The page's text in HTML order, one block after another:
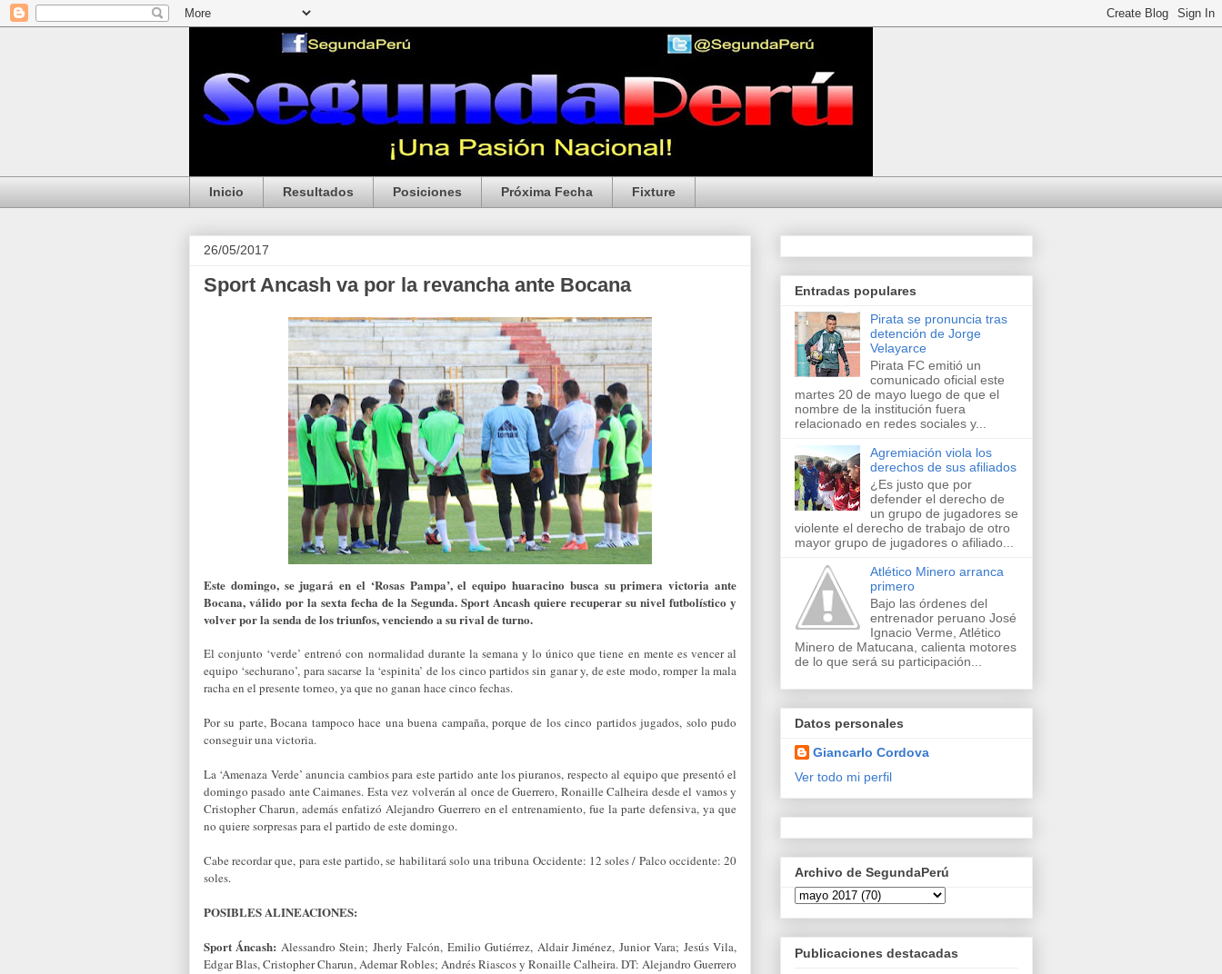
Inicio Resultados Posiciones Próxima Fecha Fixture
26/05/2017
Sport Ancash va por la revancha ante Bocana
Este domingo, se jugará en el ‘Rosas Pampa’, el equipo huaracino busca su primera victoria ante
Bocana, válido por la sexta fecha de la Segunda. Sport Ancash quiere recuperar su nivel futbolístico y
volver por la senda de los triunfos, venciendo a su rival de turno.
El conjunto ‘verde’ entrenó con normalidad durante la semana y lo único que tiene en mente es vencer al
equipo ‘sechurano’, para sacarse la ‘espinita’ de los cinco partidos sin ganar y, de este modo, romper la mala
racha en el presente torneo, ya que no ganan hace cinco fechas.
Por su parte, Bocana tampoco hace una buena campaña, porque de los cinco partidos jugados, solo pudo
conseguir una victoria.
La ‘Amenaza Verde’ anuncia cambios para este partido ante los piuranos, respecto al equipo que presentó el
domingo pasado ante Caimanes. Esta vez volverán al once de Guerrero, Ronaille Calheira desde el vamos y
Cristopher Charun, además enfatizó Alejandro Guerrero en el entrenamiento, fue la parte defensiva, ya que
no quiere sorpresas para el partido de este domingo.
Cabe recordar que, para este partido, se habilitará solo una tribuna Occidente: 12 soles / Palco occidente: 20
soles.
POSIBLES ALINEACIONES:
Sport Áncash: Alessandro Stein; Jherly Falcón, Emilio Gutiérrez, Aldair Jiménez, Junior Vara; Jesús Vila,
Edgar Blas, Cristopher Charun, Ademar Robles; Andrés Riascos y Ronaille Calheira. DT: Alejandro Guerrero
Entradas populares
Pirata se pronuncia tras
detención de Jorge
Velayarce
Pirata FC emitió un
comunicado oficial este
martes 20 de mayo luego de que el
nombre de la institución fuera
relacionado en redes sociales y...
Agremiación viola los
derechos de sus afiliados
¿Es justo que por
defender el derecho de
un grupo de jugadores se
violente el derecho de trabajo de otro
mayor grupo de jugadores o afiliado...
Atlético Minero arranca
primero
Bajo las órdenes del
entrenador peruano José
Ignacio Verme, Atlético
Minero de Matucana, calienta motores
de lo que será su participación...
Datos personales
Giancarlo Cordova
Ver todo mi perfil
Archivo de SegundaPerú
Publicaciones destacadas